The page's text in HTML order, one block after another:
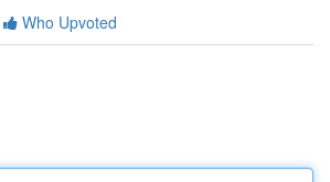
Who Upvoted